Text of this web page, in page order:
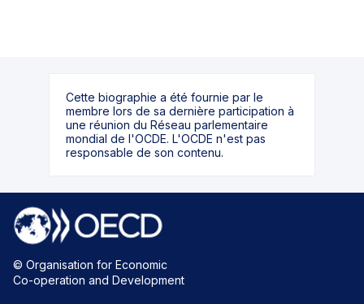
Cette biographie a été fournie par le
membre lors de sa dernière participation à
une réunion du Réseau parlementaire
mondial de l'OCDE. L'OCDE n'est pas
responsable de son contenu.
© Organisation for Economic
Co-operation and Development